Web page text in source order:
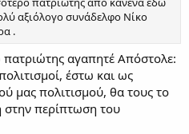
αξιόλογο συνάδελφο Νίκο
.
αγαπητέ Απόστολε:
έστω και ως
μας πολιτισμού, θα τους το
περίπτωση του